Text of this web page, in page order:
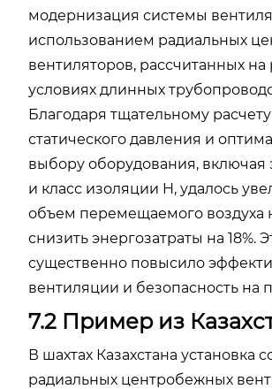
модернизация системы
использованием радиальных
вентиляторов, рассчитанных на
условиях длинных
Благодаря тщательному расчету
статического давления и
выбору оборудования, включая
и класс изоляции H, удалось
объем перемещаемого воздуха
снизить энергозатраты на 18%.
существенно повысило
вентиляции и безопасность на
7.2 Пример из
В шахтах Казахстана установка
радиальных центробежных